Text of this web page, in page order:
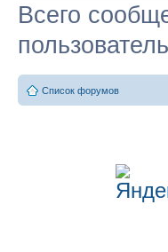
Всего
Список форумов